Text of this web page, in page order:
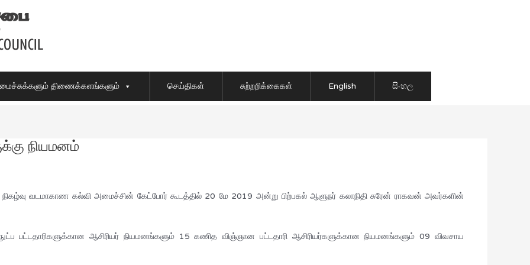
திணைக்களங்களும் செய்திகள் சுற்றறிக்கைகள் English සිංහල
நியமனம்
நிகழ்வு வடமாகாண கல்வி அமைச்சின் கேட்போர் கூடத்தில் 20 மே 2019 அன்று பிற்பகல் ஆளுநர் கலாநிதி சுரேன் ராகவன் அவர்களின்
பட்டதாரிகளுக்கான ஆசிரியர் நியமனங்களும் 15 கணித விஞ்ஞான பட்டதாரி ஆசிரியர்களுக்கான நியமனங்களும் 09 விவசாய